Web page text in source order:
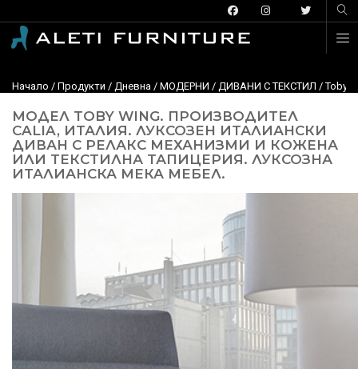
Начало / Продукти / Дневна / МОДЕРНИ / ДИВАНИ С ТЕКСТИЛ /Toby
МОДЕЛ TOBY WING. ПРОИЗВОДИТЕЛ
CALIA, ИТАЛИЯ. ЛУКСОЗЕН ИТАЛИАНСКИ
ДИВАН С РЕЛАКС МЕХАНИЗМИ И КОЖЕНА
ИЛИ ТЕКСТИЛНА ТАПИЦЕРИЯ. ЛУКСОЗНА
ИТАЛИАНСКА МЕКА МЕБЕЛ.